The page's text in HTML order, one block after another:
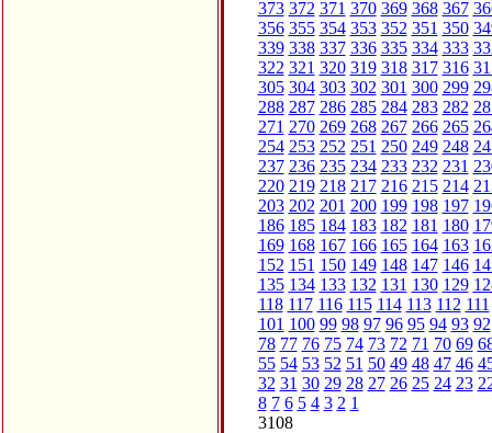
373 372 371 370 369 368 367
356 355 354 353 352 351 350
339 338 337 336 335 334 333
322 321 320 319 318 317 316
305 304 303 302 301 300 299
288 287 286 285 284 283 282
271 270 269 268 267 266 265
254 253 252 251 250 249 248
237 236 235 234 233 232 231
220 219 218 217 216 215 214
203 202 201 200 199 198 197
186 185 184 183 182 181 180
169 168 167 166 165 164 163
152 151 150 149 148 147 146
135 134 133 132 131 130 129
118 117 116 115 114 113 112 111
101 100 99 98 97 96 95 94 93 92
78 77 76 75 74 73 72 71 70 69
55 54 53 52 51 50 49 48 47 46
32 31 30 29 28 27 26 25 24 23
8 7 6 5 4 3 2 1
3108